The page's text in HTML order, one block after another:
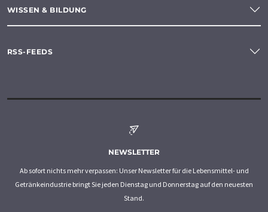
WISSEN & BILDUNG
RSS-FEEDS
NEWSLETTER
Ab sofort nichts mehr verpassen: Unser Newsletter für die Lebensmittel- und
Getränkeindustrie bringt Sie jeden Dienstag und Donnerstag auf den neuesten
Stand.